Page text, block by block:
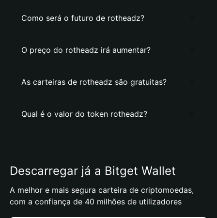
Como será o futuro de rotheadz?
O preço do rotheadz irá aumentar?
As carteiras de rotheadz são gratuitas?
Qual é o valor do token rotheadz?
Descarregar já a Bitget Wallet
A melhor e mais segura carteira de criptomoedas,
com a confiança de 40 milhões de utilizadores